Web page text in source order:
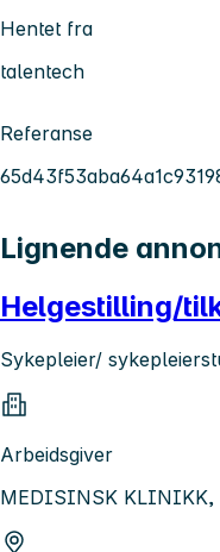
Hentet fra
talentech
Referanse
Lignende
Helgestilling/
Sykepleier/
Arbeidsgiver
MEDISINSK KLINIKK,